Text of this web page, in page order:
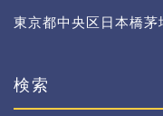
東京都中央区日本橋
検索